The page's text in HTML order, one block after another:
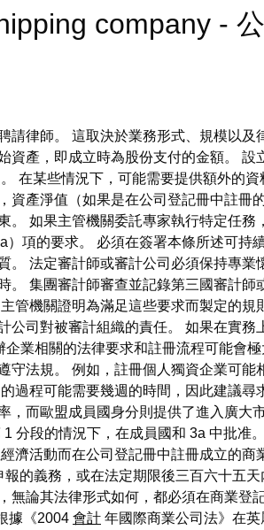
company -
請律師。 這取決於業務形式、規模以
資產，即成立時為股份支付的金額。
在某些情況下，可能需要提供額外的
資產淨值（如果是在公司登記冊中註
。 如果主管機關委託專家執行特定任
項的要求。 必須在簽署本條所述可
。 法定審計師或審計公司必須保持專
。 集團審計師審查並記錄第三國審計
管機關證明為滿足這些要求而製定的
公司對被審計組織的責任。 如果在實
業相關的法律要求和註冊流程可能會
守法規。 例如，註冊個人獨資企業可
過程可能需要幾週的時間，因此建議
，而歐盟成員國身分則提供了進入廣
分段的情況下，在成員國和 3a 中批
濟活動而在公司登記冊中註冊成立的
的義務，或在法定期限後三百六十五
無論其法律形式如何，都必須在商業
據《2004 會計 年國際商業公司法》在